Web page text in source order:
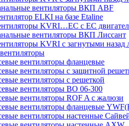
вентиляторы ВКП ABF
ELKI на базе Etaline
KVRI…EC c EC
вентиляторы ВКП Лиссант
KVRI с загнутыми назад
вентиляторы фланцевые
вентиляторы c защитной
вентиляторы с решеткой
вентиляторы ВО 06-300
вентиляторы ROF A с жалюзи
вентиляторы фланцевые
вентиляторы настенные